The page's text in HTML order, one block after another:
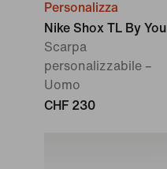
Personalizza
Nike Shox TL By You
Scarpa
personalizzabile –
Uomo
CHF 230